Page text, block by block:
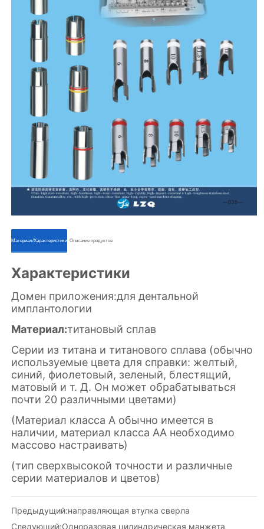
ㅤㅤМатериал/Характеристикиㅤㅤ ㅤㅤОписание продуктовㅤㅤ
Предыдущий:направляющая втулка сверла
Следующий:Одноразовая цилиндрическая манжета